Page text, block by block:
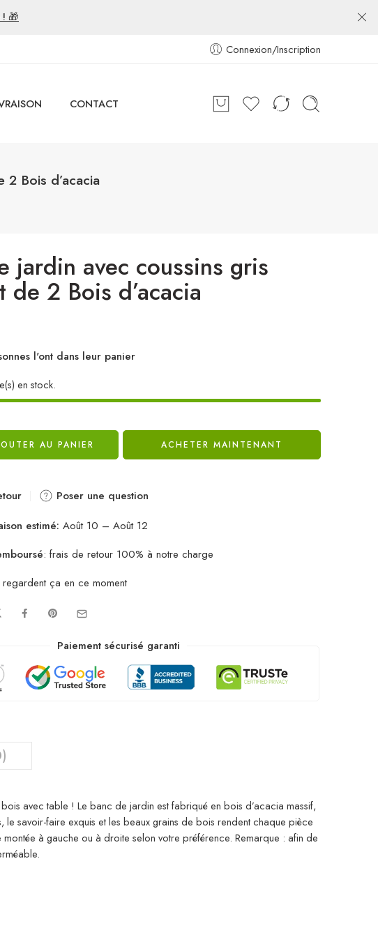
🎁
Connexion/Inscription
CONTACT
Bois d’acacia
jardin avec coussins gris
de 2 Bois d’acacia
l'ont dans leur panier
en stock.
AU PANIER ACHETER MAINTENANT
Poser une question
estimé: Août 10 – Août 12
: frais de retour 100% à notre charge
ça en ce moment
Paiement sécurisé garanti
avec table ! Le banc de jardin est fabriqué en bois d’acacia massif,
savoir-faire exquis et les beaux grains de bois rendent chaque pièce
à gauche ou à droite selon votre préférence. Remarque : afin de